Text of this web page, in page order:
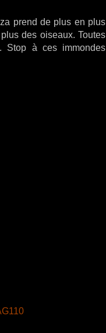
prend de plus en plus
des oiseaux. Toutes
Stop à ces immondes